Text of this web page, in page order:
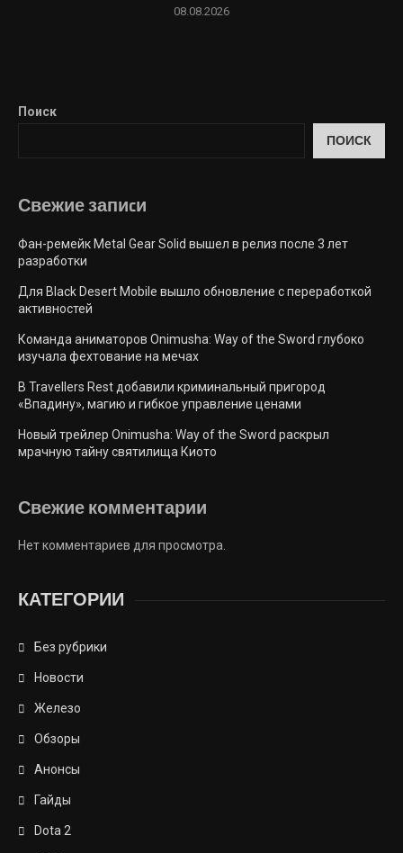
08.08.2026
Поиск
ПОИСК
Свежие запиcи
Фан-ремейк Metal Gear Solid вышел в релиз после 3 лет
разработки
Для Black Desert Mobile вышло обновление с переработкой
активностей
Команда аниматоров Onimusha: Way of the Sword глубоко
изучала фехтование на мечах
В Travellers Rest добавили криминальный пригород
«Впадину», магию и гибкое управление ценами
Новый трейлер Onimusha: Way of the Sword раскрыл
мрачную тайну святилища Киото
Свежие комментарии
Нет комментариев для просмотра.
КАТЕГОРИИ
Без рубрики
Новости
Железо
Обзоры
Анонсы
Гайды
Dota 2